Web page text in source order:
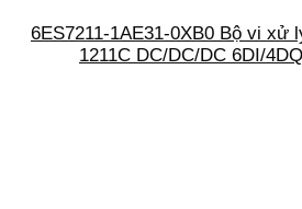
6ES7211-1AE31-0XB0 Bộ vi xử
1211C DC/DC/DC 6DI/